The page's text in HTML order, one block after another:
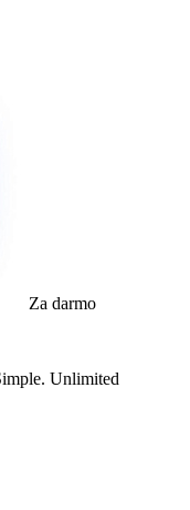
Za darmo
Unlimited